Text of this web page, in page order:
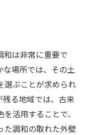
和は非常に重要で
場所では、その土
選ぶことが求められ
残る地域では、古来
活用することで、
た調和の取れた外壁